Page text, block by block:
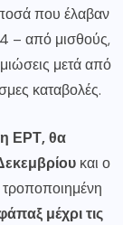
που έλαβαν
– από μισθούς,
μετά από
καταβολές.
ΕΡΤ, θα
και ο
μέχρι τις